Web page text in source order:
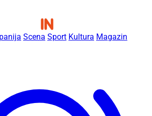
Scena Sport Kultura Magazin